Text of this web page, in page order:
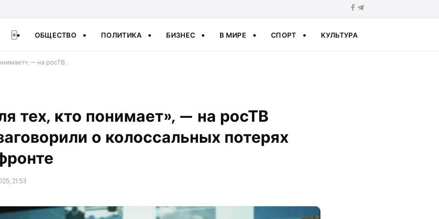
× ОБЩЕСТВО ПОЛИТИКА БИЗНЕС В МИРЕ СПОРТ КУЛЬТУРА
— на росТВ…
тех, кто понимает», — на росТВ
о колоссальных потерях
21:53